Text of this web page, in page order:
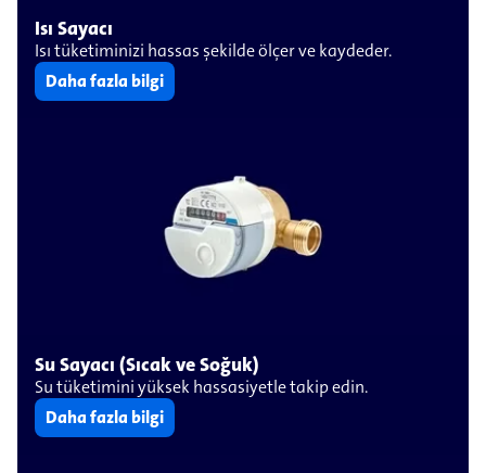
Isı Sayacı
Isı tüketiminizi hassas şekilde ölçer ve kaydeder.
Daha fazla bilgi
Su Sayacı (Sıcak ve Soğuk)
Su tüketimini yüksek hassasiyetle takip edin.
Daha fazla bilgi